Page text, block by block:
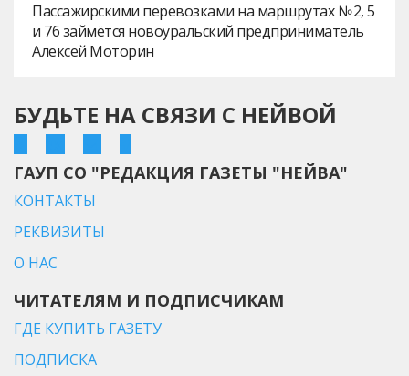
Пассажирскими перевозками на маршрутах № 2, 5
и 76 займётся новоуральский предприниматель
Алексей Моторин
БУДЬТЕ НА СВЯЗИ С НЕЙВОЙ
ГАУП СО "РЕДАКЦИЯ ГАЗЕТЫ "НЕЙВА"
КОНТАКТЫ
РЕКВИЗИТЫ
О НАС
ЧИТАТЕЛЯМ И ПОДПИСЧИКАМ
ГДЕ КУПИТЬ ГАЗЕТУ
ПОДПИСКА